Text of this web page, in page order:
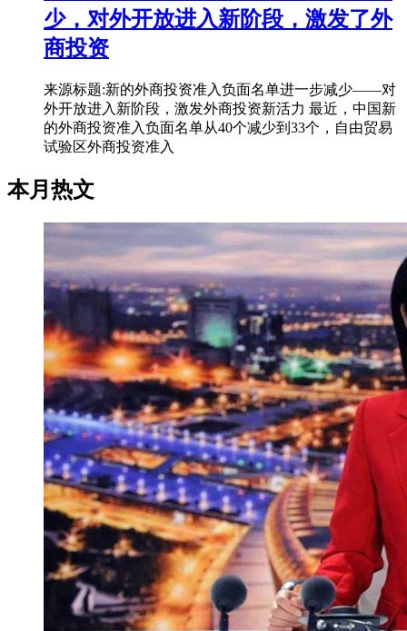
少，对外开放进入新阶段，激发了外
商投资
来源标题:新的外商投资准入负面名单进一步减少——对
外开放进入新阶段，激发外商投资新活力 最近，中国新
的外商投资准入负面名单从40个减少到33个，自由贸易
试验区外商投资准入
本月热文